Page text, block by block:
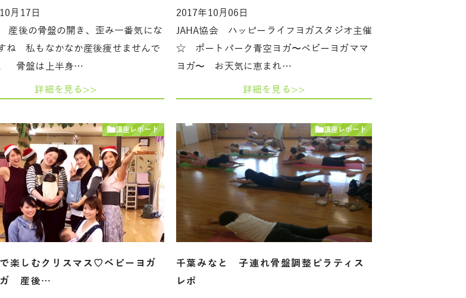
月17日
後の骨盤の開き、歪み一番気にな
ね 私もなかなか産後痩せませんで
骨盤は上半身…
詳細を見る>>
2017年10月06日
JAHA協会 ハッピーライフヨガスタジオ主催
☆ ポートパーク青空ヨガ〜ベビーヨガママ
ヨガ〜 お天気に恵まれ…
詳細を見る>>
講座レポート
楽しむクリスマス♡ベビーヨガ
ガ 産後…
講座レポート
千葉みなと 子連れ骨盤調整ピラティス
レポ